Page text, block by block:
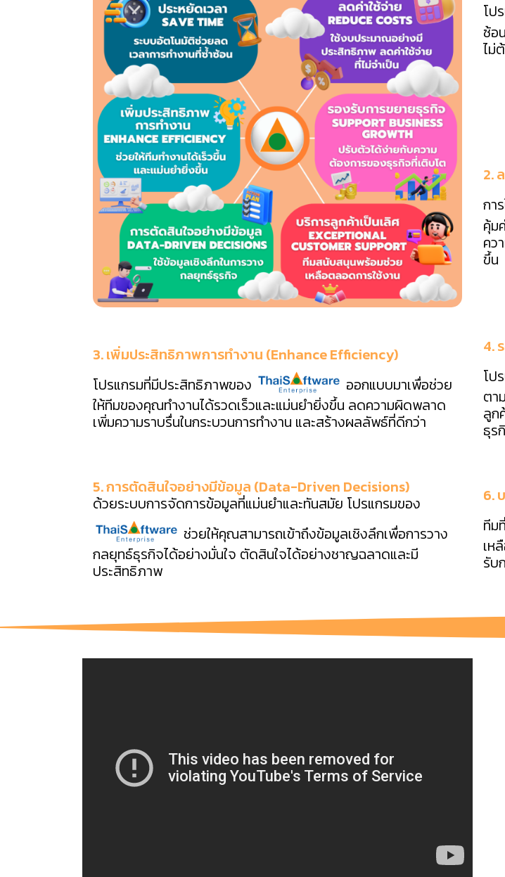
โป
ซ้อ
ไม่
2.
กา
คุ้ม
คว
ขึ้น
3. เพิ่มประสิทธิภาพการทำงาน (Enhance Efficiency)
โปรแกรมที่มีประสิทธิภาพของ
ออกแบบมาเพื่อช่วย
ให้ทีมของคุณทำงานได้รวดเร็วและแม่นยำยิ่งขึ้น ลดความผิดพลาด
เพิ่มความราบรื่นในกระบวนการทำงาน และสร้างผลลัพธ์ที่ดีกว่า
4.
โป
ตา
ลูก
ธุร
5. การตัดสินใจอย่างมีข้อมูล (Data-Driven Decisions)
ด้วยระบบการจัดการข้อมูลที่แม่นยำและทันสมัย โปรแกรมของ
ช่วยให้คุณสามารถเข้าถึงข้อมูลเชิงลึกเพื่อการวาง
กลยุทธ์ธุรกิจได้อย่างมั่นใจ ตัดสินใจได้อย่างชาญฉลาดและมี
ประสิทธิภาพ
6.
ทีม
เห
รับ